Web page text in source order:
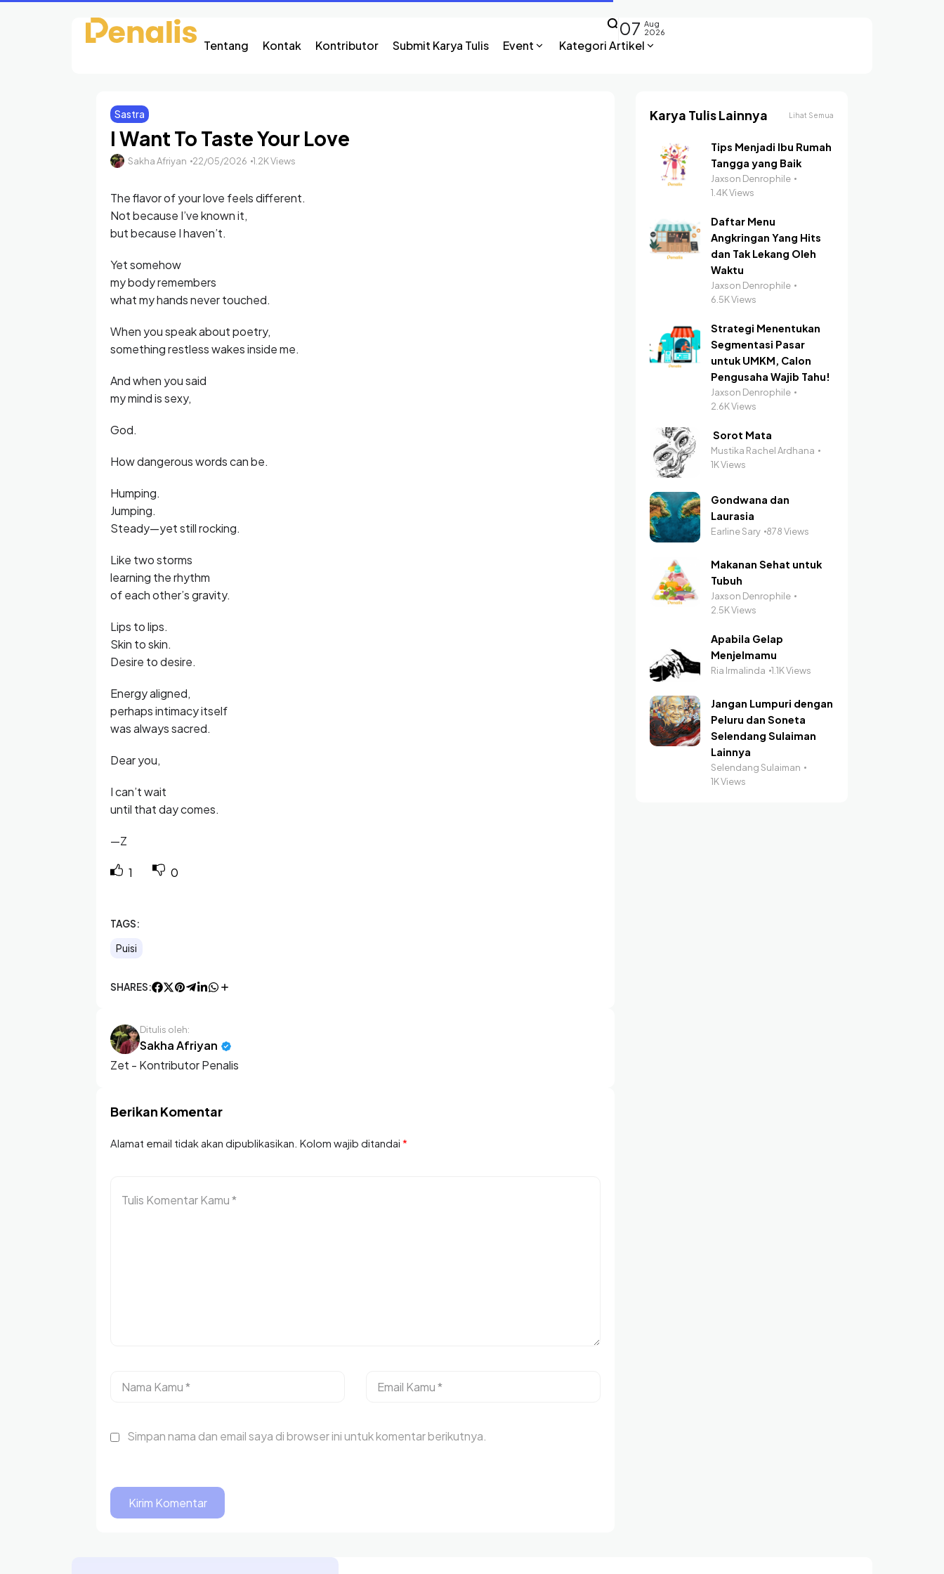
Tentang Kontak Kontributor Submit Karya Tulis Event Kategori Artikel
07 Aug
2026
Sastra
I Want To Taste Your Love
Sakha Afriyan 22/05/2026 1.2K Views
The flavor of your love feels different.
Not because I’ve known it,
but because I haven’t.
Yet somehow
my body remembers
what my hands never touched.
When you speak about poetry,
something restless wakes inside me.
And when you said
my mind is sexy,
God.
How dangerous words can be.
Humping.
Jumping.
Steady—yet still rocking.
Like two storms
learning the rhythm
of each other’s gravity.
Lips to lips.
Skin to skin.
Desire to desire.
Energy aligned,
perhaps intimacy itself
was always sacred.
Dear you,
I can’t wait
until that day comes.
—Z
1 0
TAGS:
Puisi
SHARES:
Ditulis oleh:
Sakha Afriyan
Zet - Kontributor Penalis
Berikan Komentar
Alamat email tidak akan dipublikasikan. Kolom wajib ditandai *
Simpan nama dan email saya di browser ini untuk komentar berikutnya.
Karya Tulis Lainnya Lihat Semua
Tips Menjadi Ibu Rumah
Tangga yang Baik
Jaxson Denrophile
1.4K Views
Daftar Menu
Angkringan Yang Hits
dan Tak Lekang Oleh
Waktu
Jaxson Denrophile
6.5K Views
Strategi Menentukan
Segmentasi Pasar
untuk UMKM, Calon
Pengusaha Wajib Tahu!
Jaxson Denrophile
2.6K Views
Sorot Mata
Mustika Rachel Ardhana
1K Views
Gondwana dan
Laurasia
Earline Sary 878 Views
Makanan Sehat untuk
Tubuh
Jaxson Denrophile
2.5K Views
Apabila Gelap
Menjelmamu
Ria Irmalinda 1.1K Views
Jangan Lumpuri dengan
Peluru dan Soneta
Selendang Sulaiman
Lainnya
Selendang Sulaiman
1K Views